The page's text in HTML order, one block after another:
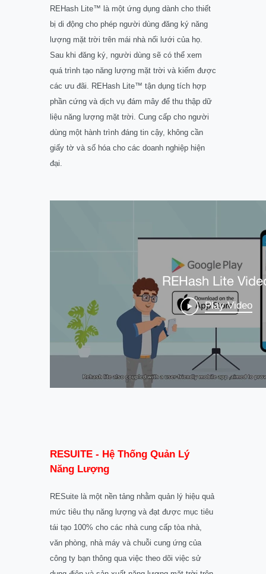
REHash Lite™ là một ứng dụng dành cho thiết
bị di động cho phép người dùng đăng ký năng
lượng mặt trời trên mái nhà nối lưới của họ.
Sau khi đăng ký, người dùng sẽ có thể xem
quá trình tạo năng lượng mặt trời và kiếm được
các ưu đãi. REHash Lite™ tận dụng tích hợp
phần cứng và dịch vụ đám mây để thu thập dữ
liệu năng lượng mặt trời. Cung cấp cho người
dùng một hành trình đáng tin cậy, không cần
giấy tờ và số hóa cho các doanh nghiệp hiện
đại.
RESUITE - Hệ Thống Quản Lý
Năng Lượng
RESuite là một nền tảng nhằm quản lý hiệu quả
mức tiêu thụ năng lượng và đạt được mục tiêu
tái tạo 100% cho các nhà cung cấp tòa nhà,
văn phòng, nhà máy và chuỗi cung ứng của
công ty bạn thông qua việc theo dõi việc sử